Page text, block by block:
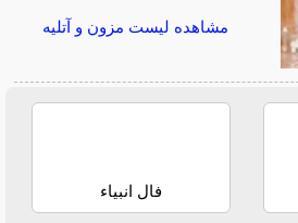
مشاهده لیست مزون و آتلیه
فال انبیاء